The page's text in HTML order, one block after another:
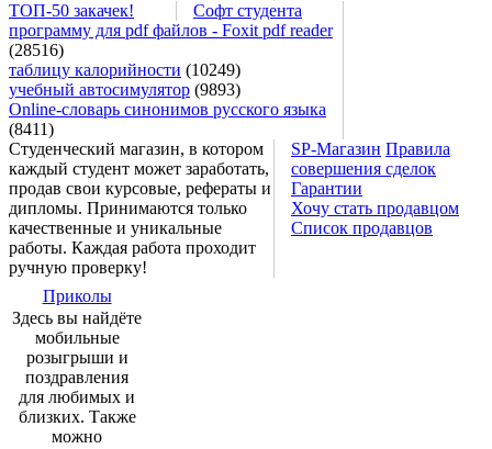
ТОП-50 закачек!
Софт студента
программу для pdf файлов - Foxit pdf reader
(28516)
таблицу калорийности (10249)
учебный автосимулятор (9893)
Online-словарь синонимов русского языка
(8411)
Студенческий магазин, в котором
каждый студент может заработать,
продав свои курсовые, рефераты и
дипломы. Принимаются только
качественные и уникальные
работы. Каждая работа проходит
ручную проверку!
SP-Магазин Правила
совершения сделок
Гарантии
Хочу стать продавцом
Список продавцов
Приколы
Здесь вы найдёте
мобильные
розыгрыши и
поздравления
для любимых и
близких. Также
можно